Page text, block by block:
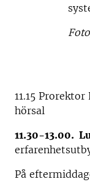
11.15
hörsal
11.30-13.00.
På